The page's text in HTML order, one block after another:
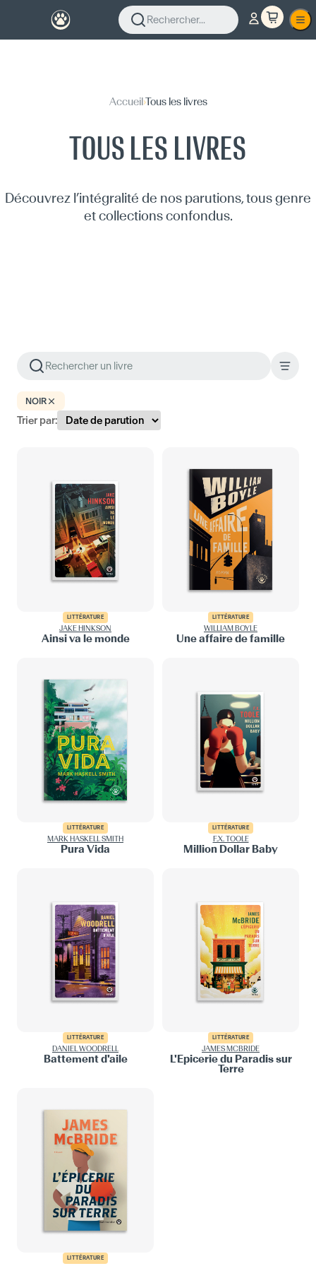
Rechercher...
Accueil›Tous les livres
TOUS LES LIVRES
Découvrez l’intégralité de nos parutions, tous genre
et collections confondus.
NOIR
Trier par:
LITTÉRATURE
JAKE HINKSON
Ainsi va le monde
LITTÉRATURE
WILLIAM BOYLE
Une affaire de famille
LITTÉRATURE
MARK HASKELL SMITH
Pura Vida
LITTÉRATURE
F.X. TOOLE
Million Dollar Baby
LITTÉRATURE
DANIEL WOODRELL
Battement d'aile
LITTÉRATURE
JAMES MCBRIDE
L'Épicerie du Paradis sur
Terre
LITTÉRATURE